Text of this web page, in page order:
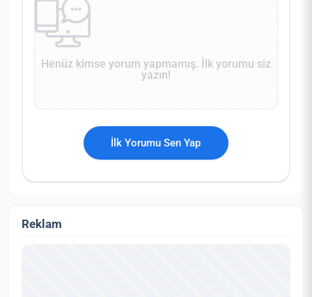
Henüz kimse yorum yapmamış. İlk yorumu siz
yazın!
İlk Yorumu Sen Yap
Reklam